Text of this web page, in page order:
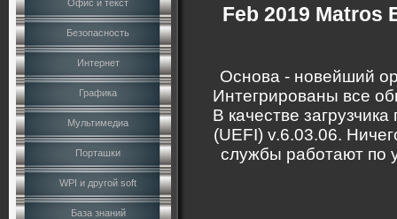
Офис и текст
Безопасность
Интернет
Графика
Мультимедиа
Порташки
WPI и другой soft
База знаний
Feb 2019 Matros
Основа - новейший
Интегрированы все
В качестве
(UEFI) v.6.03.06.
службы работают по